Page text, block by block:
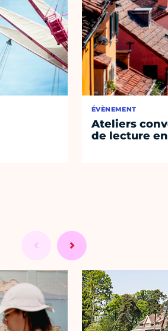
ÉVÈNEMENT
Ateliers
de lecture